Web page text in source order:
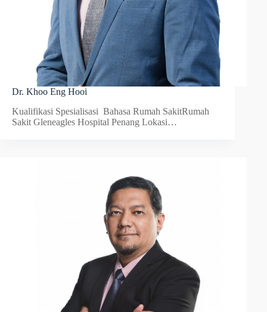
Dr. Khoo Eng Hooi
Kualifikasi Spesialisasi Bahasa Rumah SakitRumah
Sakit Gleneagles Hospital Penang Lokasi…